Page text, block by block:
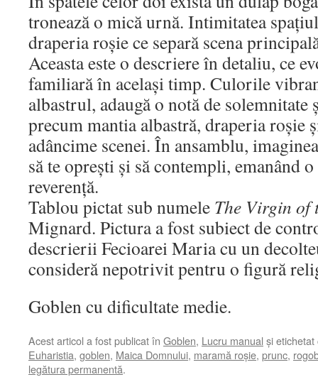
tronează o mică urnă. Intimitatea
draperia roșie ce separă scena
Aceasta este o descriere în detaliu, ce
familiară în același timp. Culorile
albastrul, adaugă o notă de
precum mantia albastră, draperia roșie
adâncime scenei. În ansamblu,
să te oprești și să contempli, emanând
reverență.
Tablou pictat sub numele The Virgin of
Mignard. Pictura a fost subiect de
descrierii Fecioarei Maria cu un
consideră nepotrivit pentru o figură
Goblen cu dificultate medie.
Acest articol a fost publicat în Goblen, Lucru manual și
Euharistia, goblen, Maica Domnului, maramă roșie, prunc,
legătura permanentă.